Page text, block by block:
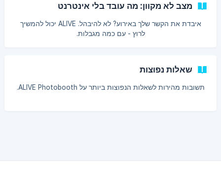
מצב לא מקוון: מה עובד בלי אינטרנט
איבדת את הקשר שלך באירוע? לא להיבהל. ALIVE יכול להמשיך
לרוץ - עם כמה מגבלות.
שאלות נפוצות
תשובות מהירות לשאלות הנפוצות ביותר על ALIVE Photobooth.